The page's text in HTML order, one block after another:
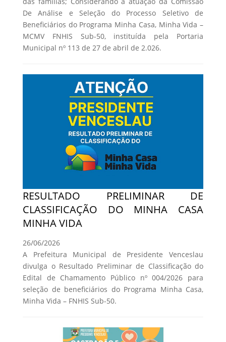
De Análise e Seleção do Processo Seletivo de
Beneficiários do Programa Minha Casa, Minha Vida –
MCMV FNHIS Sub-50, instituída pela Portaria
Municipal nº 113 de 27 de abril de 2.026.
RESULTADO PRELIMINAR DE
CLASSIFICAÇÃO DO MINHA CASA
MINHA VIDA
26/06/2026
A Prefeitura Municipal de Presidente Venceslau
divulga o Resultado Preliminar de Classificação do
Edital de Chamamento Público nº 004/2026 para
seleção de beneficiários do Programa Minha Casa,
Minha Vida – FNHIS Sub-50.